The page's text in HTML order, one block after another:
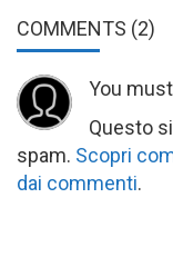
COMMENTS (2)
You
Questo
spam. Scopri
dai commenti.